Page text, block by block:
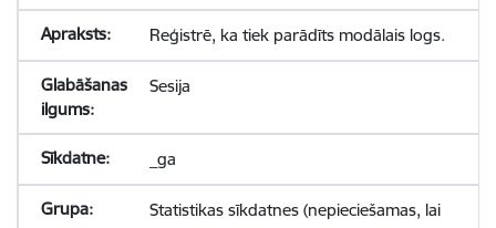
Reģistrē, ka tiek parādīts modālais logs.
Sesija
_ga
Statistikas sīkdatnes (nepieciešamas, lai